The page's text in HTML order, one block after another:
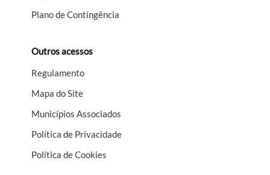
Plano de Contingência
Outros acessos
Regulamento
Mapa do Site
Municípios Associados
Política de Privacidade
Política de Cookies